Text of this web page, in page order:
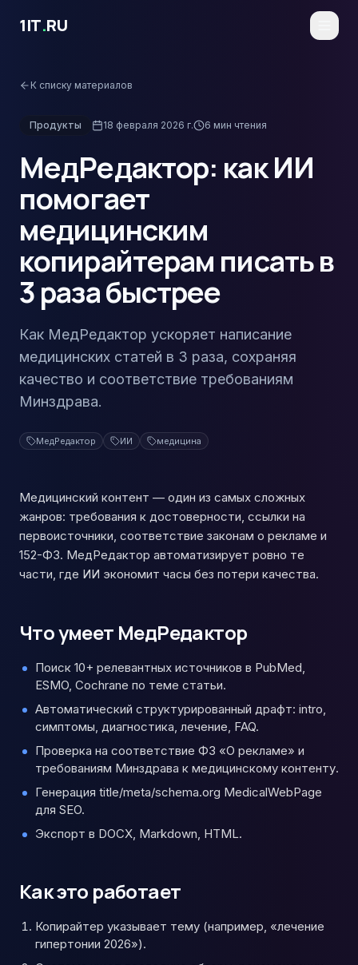
1IT.RU
К списку материалов
Продукты 18 февраля 2026 г. 6 мин чтения
МедРедактор: как ИИ
помогает
медицинским
копирайтерам писать в
3 раза быстрее
Как МедРедактор ускоряет написание
медицинских статей в 3 раза, сохраняя
качество и соответствие требованиям
Минздрава.
МедРедактор ИИ медицина
Медицинский контент — один из самых сложных
жанров: требования к достоверности, ссылки на
первоисточники, соответствие законам о рекламе и
152-ФЗ. МедРедактор автоматизирует ровно те
части, где ИИ экономит часы без потери качества.
Что умеет МедРедактор
Поиск 10+ релевантных источников в PubMed,
ESMO, Cochrane по теме статьи.
Автоматический структурированный драфт: intro,
симптомы, диагностика, лечение, FAQ.
Проверка на соответствие ФЗ «О рекламе» и
требованиям Минздрава к медицинскому контенту.
Генерация title/meta/schema.org MedicalWebPage
для SEO.
Экспорт в DOCX, Markdown, HTML.
Как это работает
Копирайтер указывает тему (например, «лечение
гипертонии 2026»).